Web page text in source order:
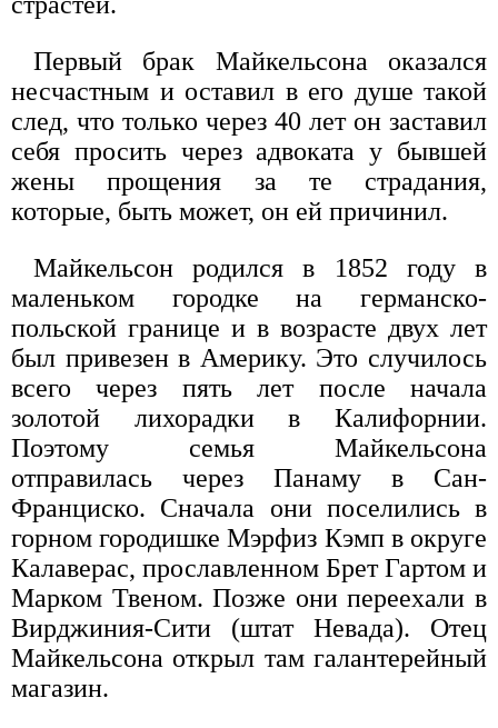
Первый брак Майкельсона оказался
несчастным и оставил в его душе такой
след, что только через 40 лет он заставил
себя просить через адвоката у бывшей
жены прощения за те страдания,
которые, быть может, он ей причинил.
Майкельсон родился в 1852 году в
маленьком городке на германско-
польской границе и в возрасте двух лет
был привезен в Америку. Это случилось
всего через пять лет после начала
золотой лихорадки в Калифорнии.
Поэтому семья Майкельсона
отправилась через Панаму в Сан-
Франциско. Сначала они поселились в
горном городишке Мэрфиз Кэмп в округе
Калаверас, прославленном Брет Гартом и
Марком Твеном. Позже они переехали в
Вирджиния-Сити (штат Невада). Отец
Майкельсона открыл там галантерейный
магазин.